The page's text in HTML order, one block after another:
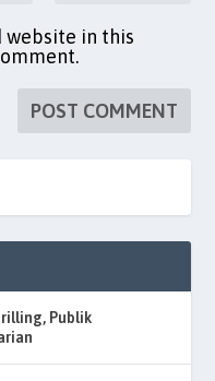
website in this
Publik